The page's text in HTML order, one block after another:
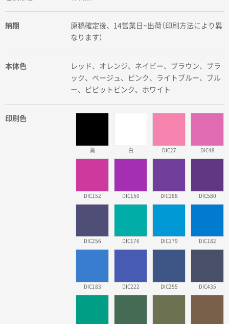
納期
原稿確定後、14営業日~出荷（印刷方法により異
なります）
本体色
レッド、オレンジ、ネイビー、ブラウン、ブラ
ック、ベージュ、ピンク、ライトブルー、ブル
ー、ビビットピンク、ホワイト
印刷色
黒 白 DIC27 DIC48
DIC152 DIC150 DIC188 DIC580
DIC256 DIC176 DIC179 DIC182
DIC183 DIC222 DIC255 DIC435